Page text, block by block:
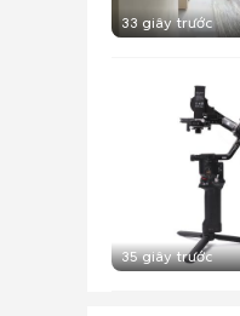
33 giây trước
35 giây trước